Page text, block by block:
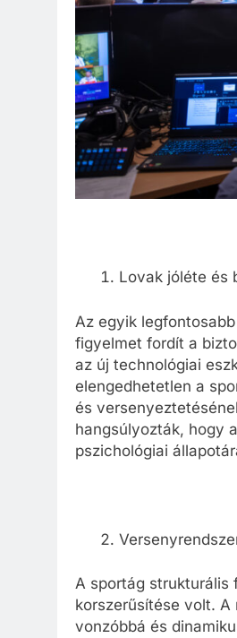
Lovak jóléte és
Az egyik
figyelmet fordít a
az új technológiai
elengedhetetlen a
és
hangsúlyozták, hogy
pszichológiai
A sportág strukturális
korszerűsítése volt.
vonzóbbá és